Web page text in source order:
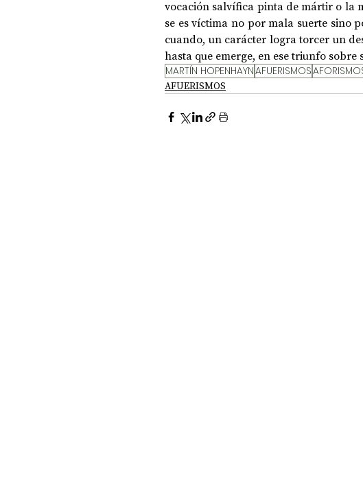
DOSSIER NOCHE DE LAS IDEAS ANTROPOLOGÍA
vocación salvífica pinta de mártir o la
se es víctima no por mala suerte sino
cuando, un carácter logra torcer un
hasta que emerge, en ese triunfo sobre
MARTÍN HOPENHAYNAFUERISMOS
AFUERISMOS